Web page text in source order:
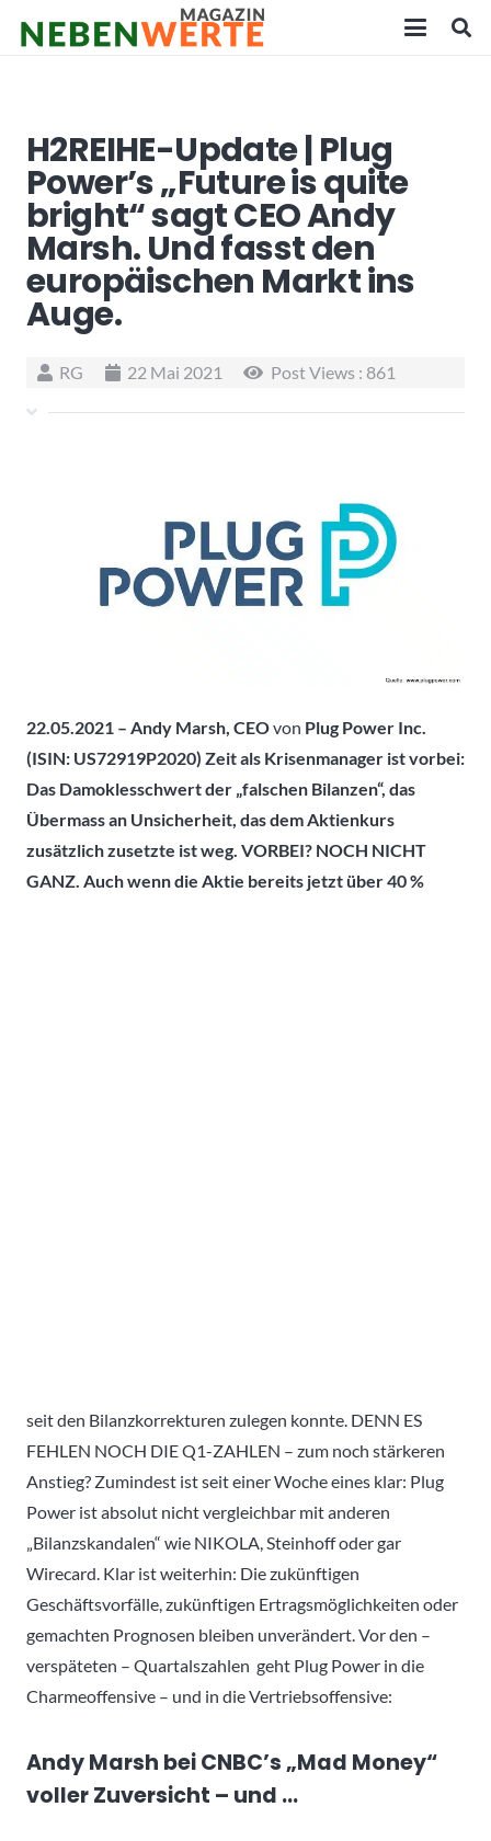
H2REIHE-Update | Plug
Power’s „Future is quite
bright“ sagt CEO Andy
Marsh. Und fasst den
europäischen Markt ins
Auge.
RG 22 Mai 2021 Post Views : 861
22.05.2021 – Andy Marsh, CEOvon Plug Power Inc.
(ISIN: US72919P2020) Zeit als Krisenmanager ist vorbei:
Das Damoklesschwert der „falschen Bilanzen“, das
Übermass an Unsicherheit, das dem Aktienkurs
zusätzlich zusetzte ist weg. VORBEI? NOCH NICHT
GANZ. Auch wenn die Aktie bereits jetzt über 40 %
seit den Bilanzkorrekturen zulegen konnte. DENN ES
FEHLEN NOCH DIE Q1-ZAHLEN – zum noch stärkeren
Anstieg? Zumindest ist seit einer Woche eines klar: Plug
Power ist absolut nicht vergleichbar mit anderen
„Bilanzskandalen“ wie NIKOLA, Steinhoff oder gar
Wirecard. Klar ist weiterhin: Die zukünftigen
Geschäftsvorfälle, zukünftigen Ertragsmöglichkeiten oder
gemachten Prognosen bleiben unverändert. Vor den –
verspäteten – Quartalszahlen geht Plug Power in die
Charmeoffensive – und in die Vertriebsoffensive:
Andy Marsh bei CNBC’s „Mad Money“
voller Zuversicht – und …